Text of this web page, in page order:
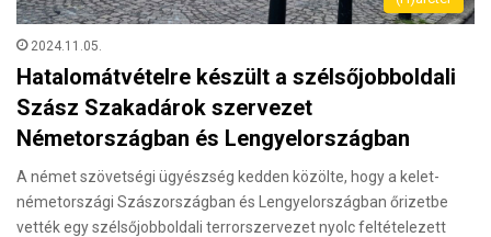
2024.11.05.
Hatalomátvételre készült a szélsőjobboldali
Szász Szakadárok szervezet
Németországban és Lengyelországban
A német szövetségi ügyészség kedden közölte, hogy a kelet-
németországi Szászországban és Lengyelországban őrizetbe
vették egy szélsőjobboldali terrorszervezet nyolc feltételezett